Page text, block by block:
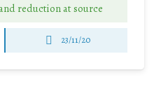
reduction at source
23/11/20